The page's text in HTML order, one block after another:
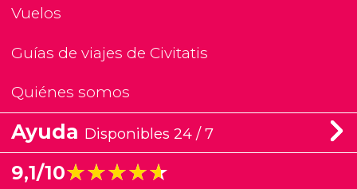
Vuelos
Guías de viajes de Civitatis
Quiénes somos
Ayuda Disponibles 24 / 7
9,1/10★★★★★
★★★★★